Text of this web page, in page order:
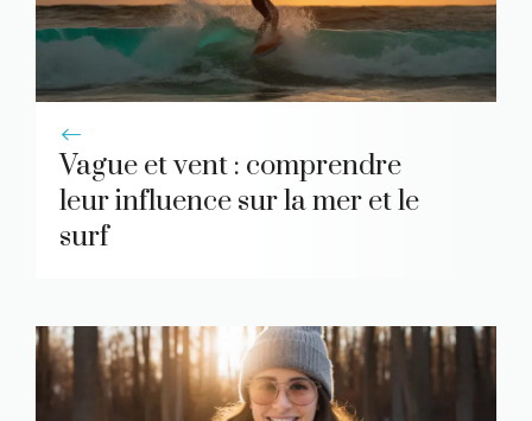
Vague et vent : comprendre
leur influence sur la mer et le
surf